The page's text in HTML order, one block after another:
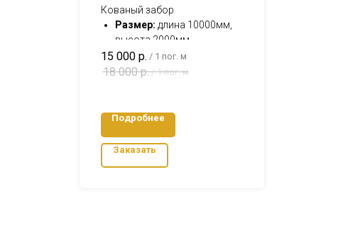
Кованый забор
Размер: длина 10000мм,
высота 2000мм
Материал:Профильная
труба, квадрат 12, кованые
Черная кузнечная краска
15 000 р. / 1 пог. м
18 000 р. / 1 пог. м
Подробнее
Заказать